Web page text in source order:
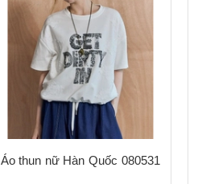
Áo thun nữ Hàn Quốc 080531